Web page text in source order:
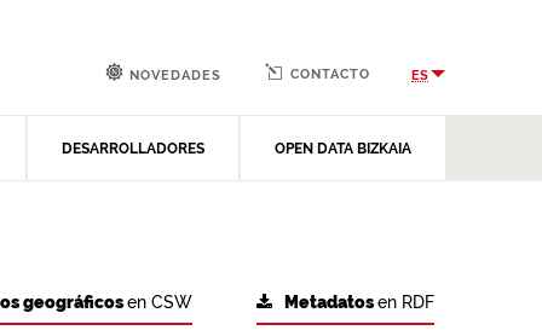
DESARROLLADORES OPEN DATA BIZKAIA
NOVEDADES CONTACTO ES
Metadatosen RDF
geográficosen CSW